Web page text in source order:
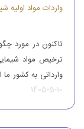
واردات مواد اولیه
تاکنون در مورد
ترخیص مواد
وارداتی به کشور
باید به افراد با
یک را وارد کنند.
1405-5-10